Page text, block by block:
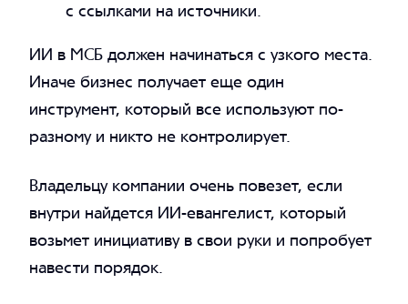
с ссылками на источники.
ИИ в МСБ должен начинаться с узкого места.
Иначе бизнес получает еще один
инструмент, который все используют по-
разному и никто не контролирует.
Владельцу компании очень повезет, если
внутри найдется ИИ-евангелист, который
возьмет инициативу в свои руки и попробует
навести порядок.